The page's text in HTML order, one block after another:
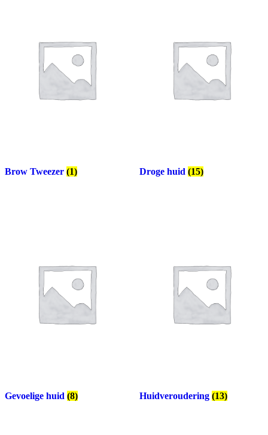
Brow Tweezer (1) Droge huid (15)
Gevoelige huid (8) Huidveroudering (13)